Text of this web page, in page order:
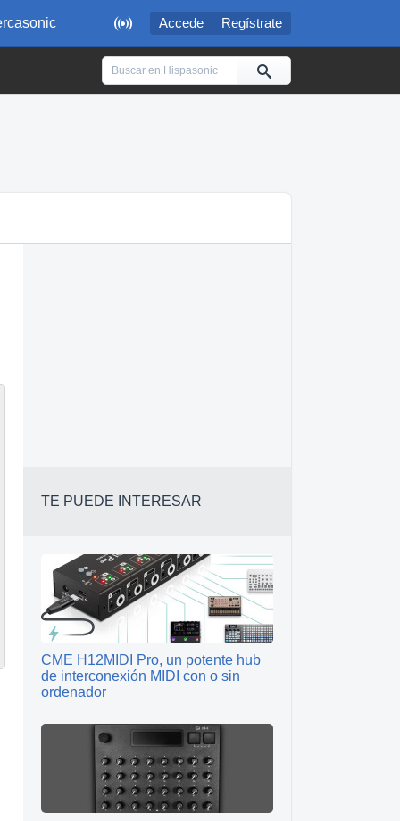
 Accede Regístrate
TE PUEDE INTERESAR
CME H12MIDI Pro, un potente hub
de interconexión MIDI con o sin
ordenador